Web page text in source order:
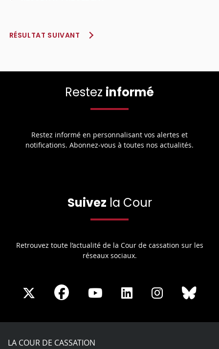
RÉSULTAT SUIVANT
Restez informé
Restez informé en personnalisant vos alertes et
notifications. Abonnez-vous à toutes nos actualités.
Suivez la Cour
Retrouvez toute l’actualité de la Cour de cassation sur les
réseaux sociaux.
Share
X
Share
Facebook
Share
Youtube
Share
LinkedIn
Share
Instagram
LA COUR DE CASSATION